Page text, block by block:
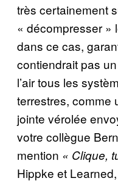
très certainement
« décompresser »
dans ce cas,
contiendrait pas
l’air tous les
terrestres, comme
jointe vérolée
votre collègue
mention « Clique,
Hippke et